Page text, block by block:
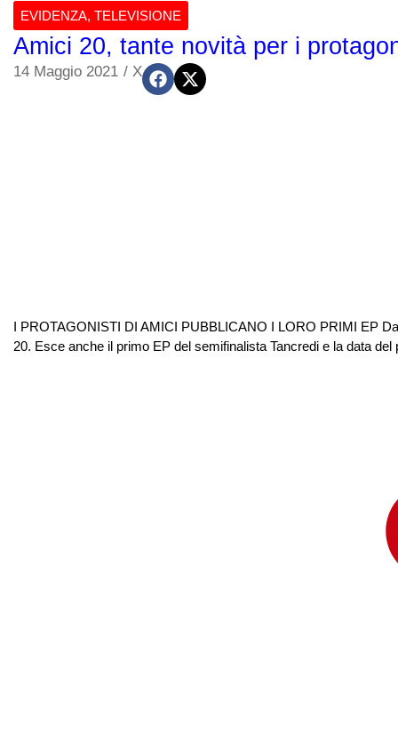
EVIDENZA, TELEVISIONE
Amici 20, tante novità per i
14 Maggio 2021 / X
I PROTAGONISTI DI AMICI PUBBLICANO I LORO PRIMI EP
20. Esce anche il primo EP del semifinalista Tancredi e la data